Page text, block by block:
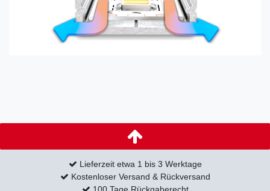
Lieferzeit etwa 1 bis 3 Werktage
Kostenloser Versand & Rückversand